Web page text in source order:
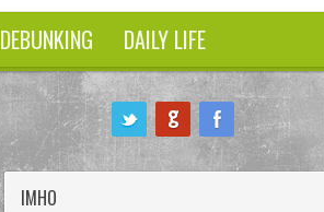
DEBUNKING DAILY LIFE
IMHO